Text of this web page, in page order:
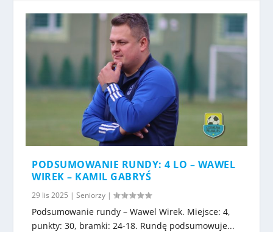
PODSUMOWANIE RUNDY: 4 LO – WAWEL
WIREK – KAMIL GABRYŚ
29 lis 2025 |Seniorzy |
Podsumowanie rundy – Wawel Wirek. Miejsce: 4,
punkty: 30, bramki: 24-18. Rundę podsumowuje...